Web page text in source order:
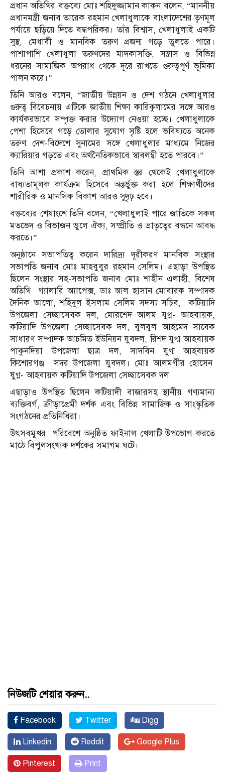
প্রধান অতিথির বক্তব্যে মোঃ শহিদুজ্জামান কাকন বলেন, “মাননীয়
প্রধানমন্ত্রী জনাব তারেক রহমান খেলাধুলাকে বাংলাদেশের তৃণমূল
পর্যায়ে ছড়িয়ে দিতে বদ্ধপরিকর। তাঁর বিশ্বাস, খেলাধুলাই একটি
সুস্থ, মেধাবী ও মানবিক তরুণ প্রজন্ম গড়ে তুলতে পারে।
পাশাপাশি খেলাধুলা তরুণদের মাদকাসক্তি, সন্ত্রাস ও বিভিন্ন
ধরনের সামাজিক অপরাধ থেকে দূরে রাখতে গুরুত্বপূর্ণ ভূমিকা
পালন করে।”
তিনি আরও বলেন, “জাতীয় উন্নয়ন ও দেশ গঠনে খেলাধুলার
গুরুত্ব বিবেচনায় এটিকে জাতীয় শিক্ষা কারিকুলামের সঙ্গে আরও
কার্যকরভাবে সম্পৃক্ত করার উদ্যোগ নেওয়া হচ্ছে। খেলাধুলাকে
পেশা হিসেবে গড়ে তোলার সুযোগ সৃষ্টি হলে ভবিষ্যতে অনেক
তরুণ দেশ-বিদেশে সুনামের সঙ্গে খেলাধুলার মাধ্যমে নিজের
ক্যারিয়ার গড়তে এবং অর্থনৈতিকভাবে স্বাবলম্বী হতে পারবে।”
তিনি আশা প্রকাশ করেন, প্রাথমিক স্তর থেকেই খেলাধুলাকে
বাধ্যতামূলক কার্যক্রম হিসেবে অন্তর্ভুক্ত করা হলে শিক্ষার্থীদের
শারীরিক ও মানসিক বিকাশ আরও সুদৃঢ় হবে।
বক্তব্যের শেষাংশে তিনি বলেন, “খেলাধুলাই পারে জাতিকে সকল
মতভেদ ও বিভাজন ভুলে ঐক্য, সম্প্রীতি ও ভ্রাতৃত্বের বন্ধনে আবদ্ধ
করতে।”
অনুষ্ঠানে সভাপতিত্ব করেন দারিদ্র্য দূরীকরণ মানবিক সংস্থার
সভাপতি জনাব মোঃ মাহবুবুর রহমান সেলিম। এছাড়া উপস্থিত
ছিলেন সংস্থার সহ-সভাপতি জনাব মোঃ শাহীন এলাহী, বিশেষ
অতিথি গ্যালারি অ্যাপেক্স, ডাঃ আল হাসান মোবারক সম্পাদক
দৈনিক আলো, শহিদুল ইসলাম সেলিম সদস্য সচিব, কটিয়াদি
উপজেলা সেচ্ছাসেবক দল, মোরশেদ আলম যুগ্ন- আহবায়ক,
কটিয়াদি উপজেলা সেচ্ছাসেবক দল, বুলবুল আহমেদ সাবেক
সাধারণ সম্পাদক আচমিত ইউনিয়ন যুবদল, রিশদ যুগ্ম আহবায়ক
পাকুনদিয়া উপজেলা ছাত্র দল, সাদবিন যুগ্ম আহবায়ক
কিশোরগঞ্জ সদর উপজেলা যুবদল। মোঃ আলমগীর হোসেন
ষুগ্ন- আহবায়ক কটিয়াদি উপজেলা সেচ্ছাসেবক দল
এছাড়াও উপস্থিত ছিলেন কটিয়াদী বাজারসহ স্থানীয় গণ্যমান্য
ব্যক্তিবর্গ, ক্রীড়াপ্রেমী দর্শক এবং বিভিন্ন সামাজিক ও সাংস্কৃতিক
সংগঠনের প্রতিনিধিরা।
উৎসবমুখর পরিবেশে অনুষ্ঠিত ফাইনাল খেলাটি উপভোগ করতে
মাঠে বিপুলসংখ্যক দর্শকের সমাগম ঘটে।
নিউজটি শেয়ার করুন..
Facebook Twitter Digg
Linkedin Reddit Google Plus
Pinterest Print